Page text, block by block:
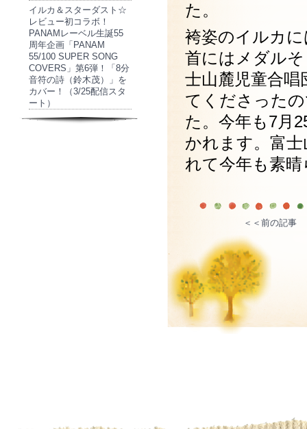
イルカ＆スターダスト☆
レビュー初コラボ！
PANAMレーベル生誕55
周年企画「PANAM
55/100 SUPER SONG
COVERS」第6弾！「8分
音符の詩（鈴木茂）」を
カバー！（3/25配信スタ
ート）
た。
袴姿のイルカ
首にはメダル
士山麓児童合
てくださった
た。今年も7月
かれます。富
れて今年も素
＜＜前の記事